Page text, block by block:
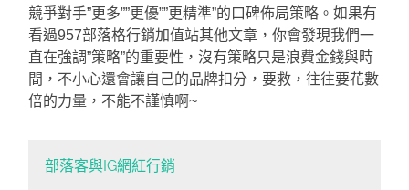
競爭對手”更多””更優””更精準”的口碑佈局策略。如果有
看過957部落格行銷加值站其他文章，你會發現我們一
直在強調”策略”的重要性，沒有策略只是浪費金錢與時
間，不小心還會讓自己的品牌扣分，要救，往往要花數
倍的力量，不能不謹慎啊~
部落客與IG網紅行銷